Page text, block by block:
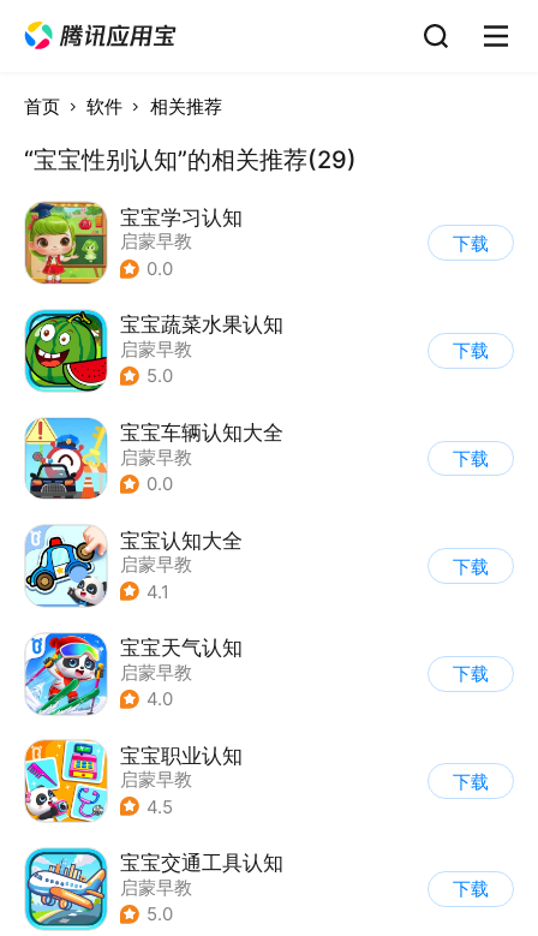
首页 软件 相关推荐
“宝宝性别认知”的相关推荐(29)
宝宝学习认知
启蒙早教
0.0
下载
宝宝蔬菜水果认知
启蒙早教
5.0
下载
宝宝车辆认知大全
启蒙早教
0.0
下载
宝宝认知大全
启蒙早教
4.1
下载
宝宝天气认知
启蒙早教
4.0
下载
宝宝职业认知
启蒙早教
4.5
下载
宝宝交通工具认知
启蒙早教
5.0
下载